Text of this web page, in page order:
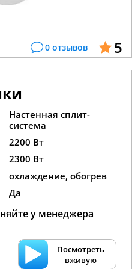
0 отзывов 5
Настенная сплит-
система
2200 Вт
2300 Вт
охлаждение, обогрев
Да
у менеджера
Посмотреть
вживую